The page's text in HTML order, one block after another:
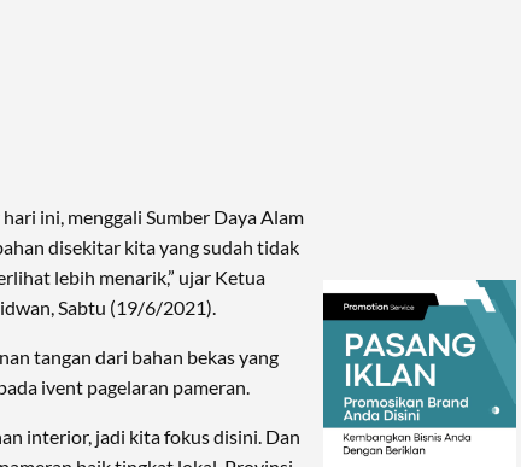
ini, menggali Sumber Daya Alam
disekitar kita yang sudah tidak
lebih menarik,” ujar Ketua
Sabtu (19/6/2021).
tangan dari bahan bekas yang
ivent pagelaran pameran.
interior, jadi kita fokus disini. Dan